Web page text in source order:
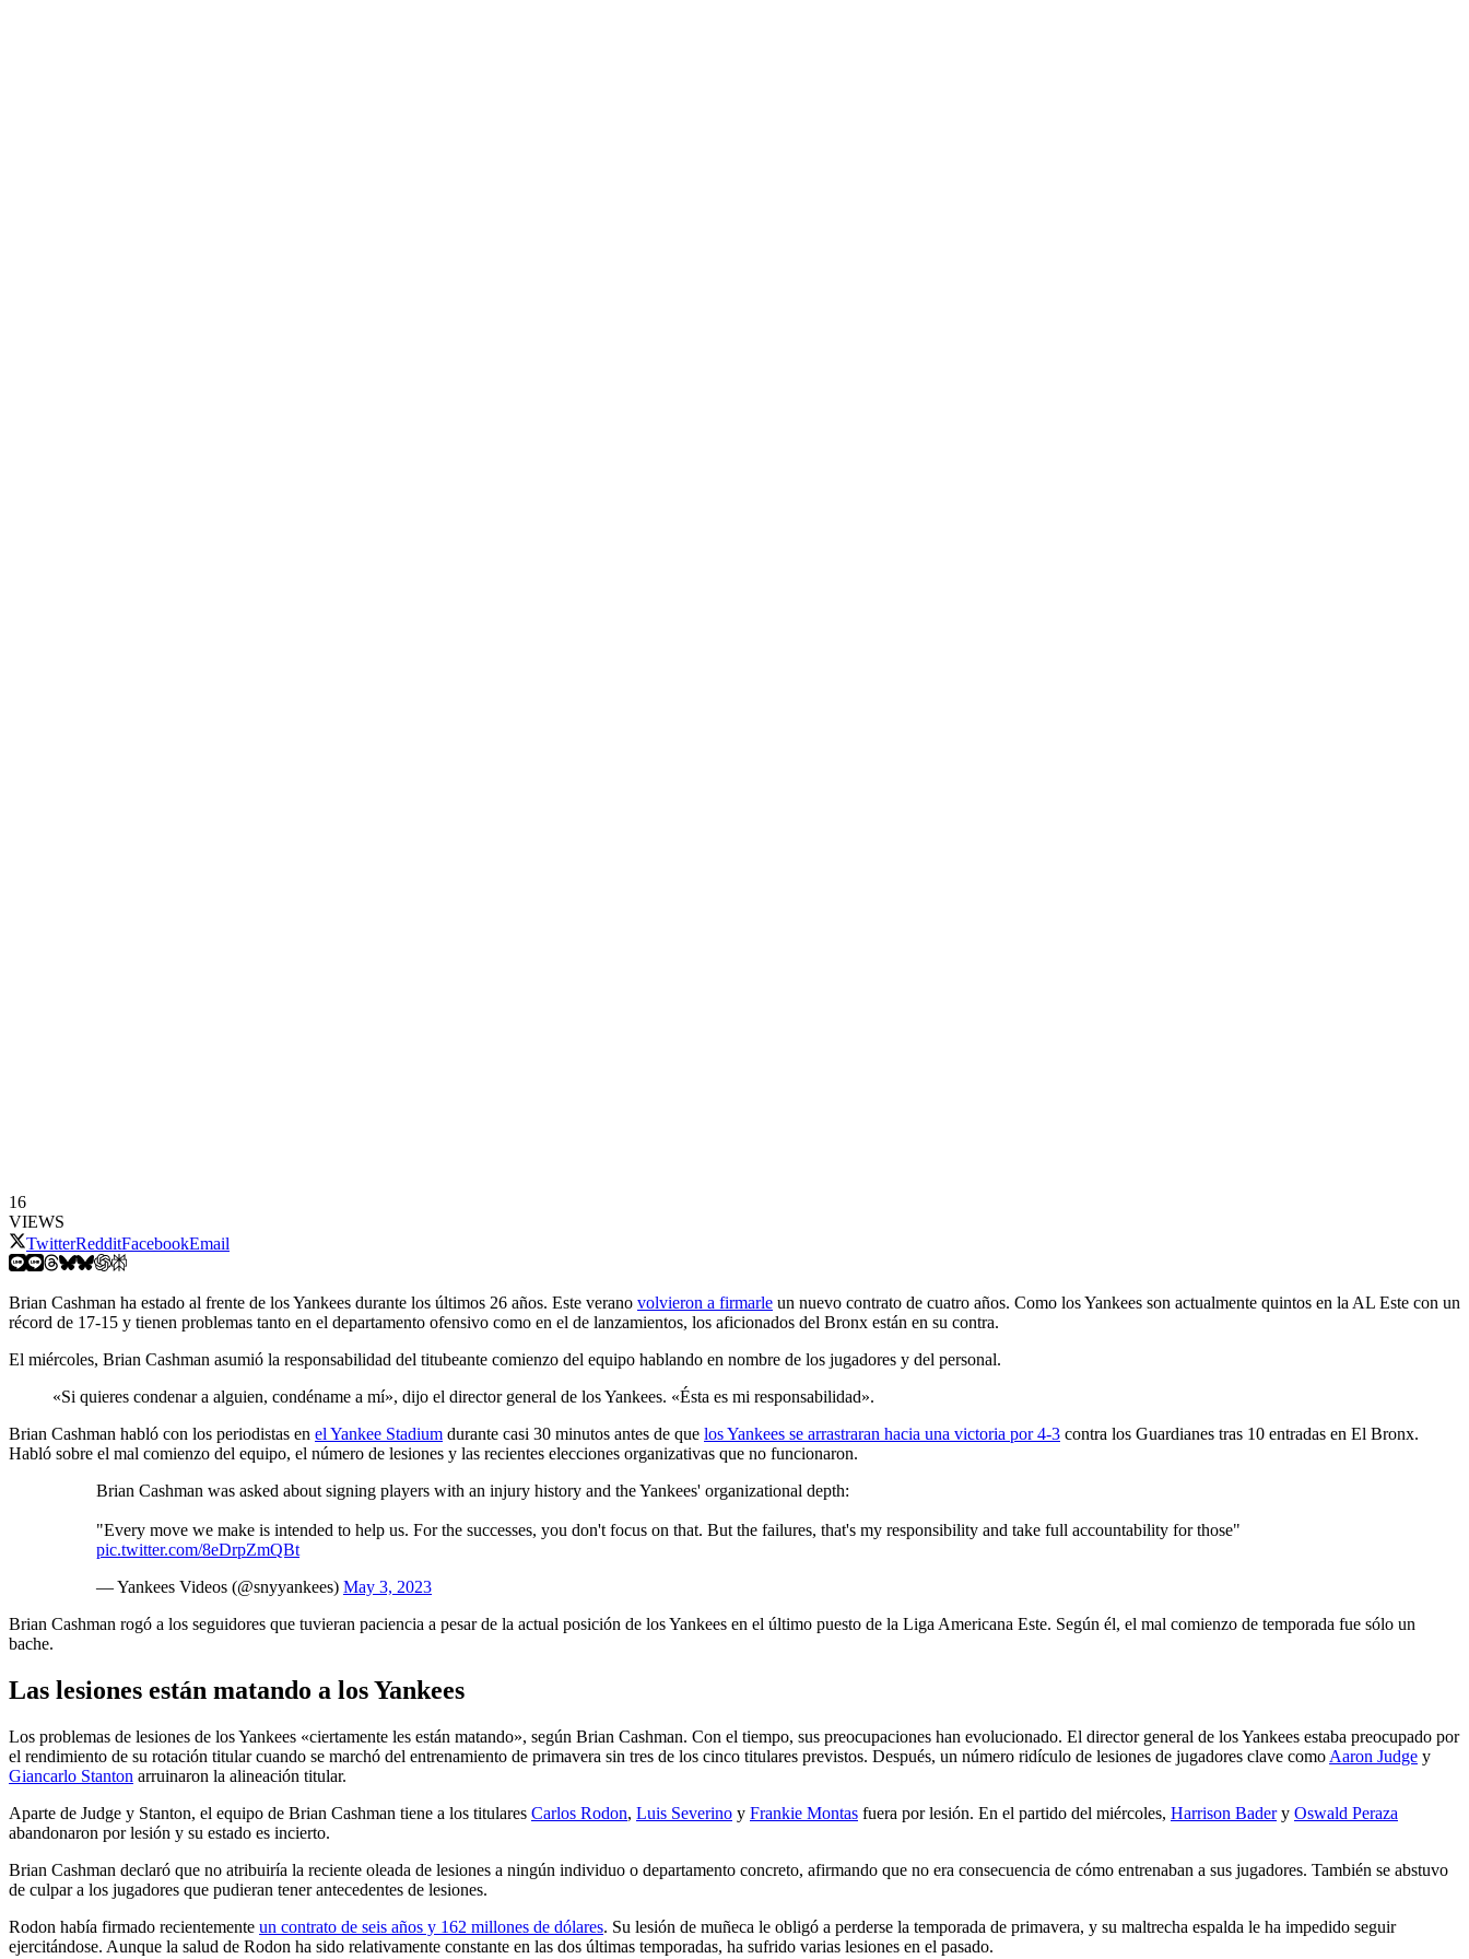
16
VIEWS
TwitterRedditFacebookEmail
Brian Cashman ha estado al frente de los Yankees durante los últimos 26 años. Este verano volvieron a firmarle un nuevo contrato de cuatro años. Como los Yankees son actualmente quintos en la AL Este con un
récord de 17-15 y tienen problemas tanto en el departamento ofensivo como en el de lanzamientos, los aficionados del Bronx están en su contra.
El miércoles, Brian Cashman asumió la responsabilidad del titubeante comienzo del equipo hablando en nombre de los jugadores y del personal.
«Si quieres condenar a alguien, condéname a mí», dijo el director general de los Yankees. «Ésta es mi responsabilidad».
Brian Cashman habló con los periodistas en el Yankee Stadium durante casi 30 minutos antes de que los Yankees se arrastraran hacia una victoria por 4-3 contra los Guardianes tras 10 entradas en El Bronx.
Habló sobre el mal comienzo del equipo, el número de lesiones y las recientes elecciones organizativas que no funcionaron.
Brian Cashman was asked about signing players with an injury history and the Yankees' organizational depth:
"Every move we make is intended to help us. For the successes, you don't focus on that. But the failures, that's my responsibility and take full accountability for those"
pic.twitter.com/8eDrpZmQBt
— Yankees Videos (@snyyankees) May 3, 2023
Brian Cashman rogó a los seguidores que tuvieran paciencia a pesar de la actual posición de los Yankees en el último puesto de la Liga Americana Este. Según él, el mal comienzo de temporada fue sólo un
bache.
Las lesiones están matando a los Yankees
Los problemas de lesiones de los Yankees «ciertamente les están matando», según Brian Cashman. Con el tiempo, sus preocupaciones han evolucionado. El director general de los Yankees estaba preocupado por
el rendimiento de su rotación titular cuando se marchó del entrenamiento de primavera sin tres de los cinco titulares previstos. Después, un número ridículo de lesiones de jugadores clave como Aaron Judge y
Giancarlo Stanton arruinaron la alineación titular.
Aparte de Judge y Stanton, el equipo de Brian Cashman tiene a los titulares Carlos Rodon, Luis Severino y Frankie Montas fuera por lesión. En el partido del miércoles, Harrison Badery Oswald Peraza
abandonaron por lesión y su estado es incierto.
Brian Cashman declaró que no atribuiría la reciente oleada de lesiones a ningún individuo o departamento concreto, afirmando que no era consecuencia de cómo entrenaban a sus jugadores. También se abstuvo
de culpar a los jugadores que pudieran tener antecedentes de lesiones.
Rodon había firmado recientemente un contrato de seis años y 162 millones de dólares. Su lesión de muñeca le obligó a perderse la temporada de primavera, y su maltrecha espalda le ha impedido seguir
ejercitándose. Aunque la salud de Rodon ha sido relativamente constante en las dos últimas temporadas, ha sufrido varias lesiones en el pasado.